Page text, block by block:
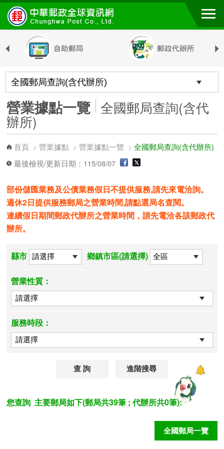
跳到主要內容區塊
營業據點一覽 全國郵局查詢(含代
辦所)
首頁 >營業據點 >營業據點一覽 >全國郵局查詢(含代辦所)
最後檢視/更新日期：115/08/07
部份儲匯業務及公債業務假日不提供服務,請先來電洽詢。
週休2日提供服務郵局之營業時間,請點選局名查閱。
連續假日期間郵政代辦所之營業時間，請先電洽各該郵政代
辦所。
縣市 鄉鎮市區(請選擇)
營業性質：
服務時段：
進階搜尋
您查詢 主要郵局如下(郵局共39筆 ; 代辦所共0筆):
全國郵局一覽